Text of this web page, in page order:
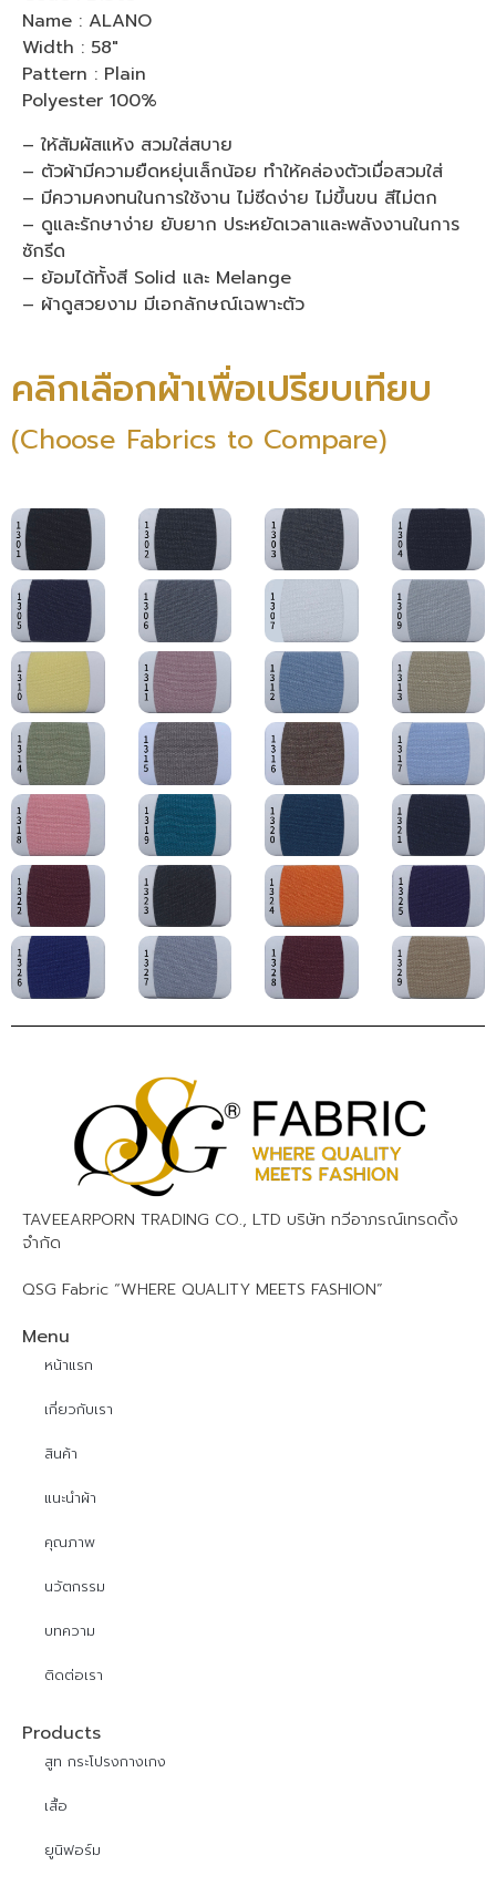
Name : ALANO
Width : 58″
Pattern : Plain
Polyester 100%
– ให้สัมผัสแห้ง สวมใส่สบาย
– ตัวผ้ามีความยืดหยุ่นเล็กน้อย ทำให้คล่องตัวเมื่อสวมใส่
– มีความคงทนในการใช้งาน ไม่ซีดง่าย ไม่ขึ้นขน สีไม่ตก
– ดูและรักษาง่าย ยับยาก ประหยัดเวลาและพลังงานในการ
ซักรีด
– ย้อมได้ทั้งสี Solid และ Melange
– ผ้าดูสวยงาม มีเอกลักษณ์เฉพาะตัว
คลิกเลือกผ้าเพื่อเปรียบเทียบ
(Choose Fabrics to Compare)
TAVEEARPORN TRADING CO., LTD บริษัท ทวีอาภรณ์เทรดดิ้ง
จำกัด
QSG Fabric “WHERE QUALITY MEETS FASHION”
Menu
หน้าแรก
เกี่ยวกับเรา
สินค้า
แนะนำผ้า
คุณภาพ
นวัตกรรม
บทความ
ติดต่อเรา
Products
สูท กระโปรงกางเกง
เสื้อ
ยูนิฟอร์ม